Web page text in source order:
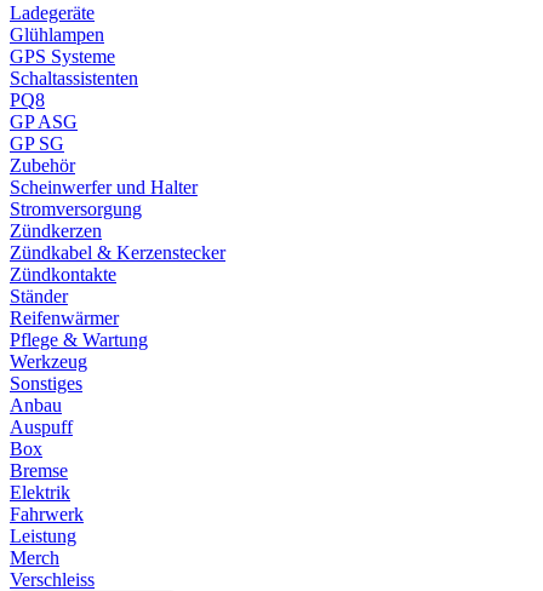
Ladegeräte
Glühlampen
GPS Systeme
Schaltassistenten
PQ8
GP ASG
GP SG
Zubehör
Scheinwerfer und Halter
Stromversorgung
Zündkerzen
Zündkabel & Kerzenstecker
Zündkontakte
Ständer
Reifenwärmer
Pflege & Wartung
Werkzeug
Sonstiges
Anbau
Auspuff
Box
Bremse
Elektrik
Fahrwerk
Leistung
Merch
Verschleiss